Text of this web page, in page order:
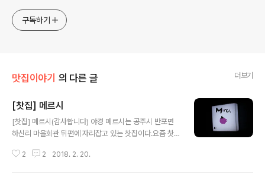
구독하기
맛집이야기 의 다른 글 더보기
[찻집] 메르시
[찻집] 메르시(감사합니다) 야경 메르시는 공주시 반포면
하신리 마을회관 뒤편에 자리잡고 있는 찻집이다.요즘 찻
도 이쁘다잠깐만 봐도 아름답다메르시가 그렇다 찻집 주인
2 2 2018. 2. 20.